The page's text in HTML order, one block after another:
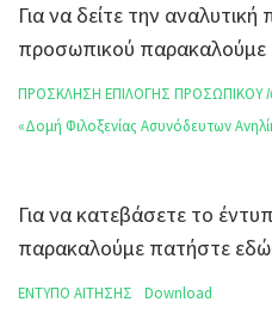
Για να δείτε την
προσωπικού
ΠΡΟΣΚΛΗΣΗ ΕΠΙΛΟΓΗΣ ΠΡΟΣΩΠΙΚΟΥ
«Δομή Φιλοξενίας Ασυνόδευτων
Για να κατεβάσετε το
παρακαλούμε πατήστε
ΕΝΤΥΠΟ ΑΙΤΗΣΗΣ Download